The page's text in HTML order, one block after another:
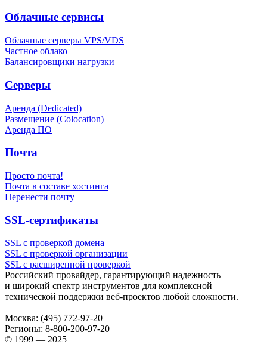
Облачные сервисы
Облачные серверы VPS/VDS
Частное облако
Балансировщики нагрузки
Серверы
Аренда (Dedicated)
Размещение (Colocation)
Аренда ПО
Почта
Просто почта!
Почта в составе хостинга
Перенести почту
SSL-сертификаты
SSL с проверкой домена
SSL с проверкой организации
SSL с расширенной проверкой
Российский провайдер, гарантирующий надежность
и широкий спектр инструментов для комплексной
технической поддержки веб-проектов любой сложности.
Москва: (495) 772-97-20
Регионы: 8-800-200-97-20
© 1999 — 2025